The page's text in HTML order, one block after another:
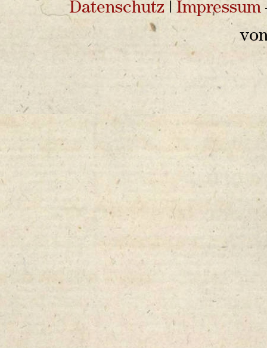
Datenschutz Impressum